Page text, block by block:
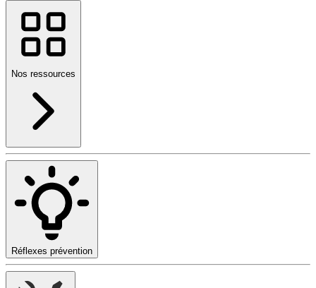
Nos ressources
Réflexes prévention